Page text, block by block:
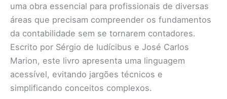
uma obra essencial para profissionais de diversas
áreas que precisam compreender os fundamentos
da contabilidade sem se tornarem contadores.
Escrito por Sérgio de Iudícibus e José Carlos
Marion, este livro apresenta uma linguagem
acessível, evitando jargões técnicos e
simplificando conceitos complexos.